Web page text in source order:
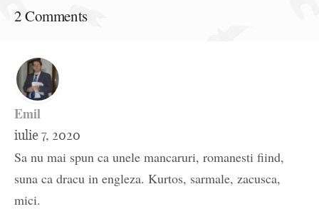
2 Comments
Emil
iulie 7, 2020
Sa nu mai spun ca unele mancaruri, romanesti fiind,
suna ca dracu in engleza. Kurtos, sarmale, zacusca,
mici.